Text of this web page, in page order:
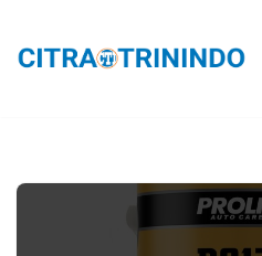
Lompat